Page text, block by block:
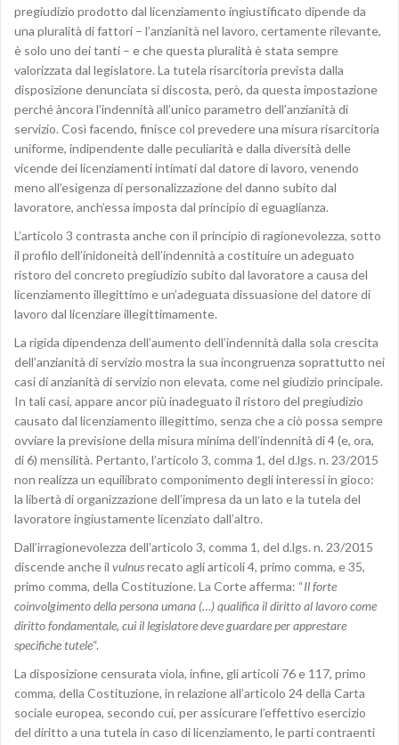
pregiudizio prodotto dal licenziamento ingiustificato dipende da
una pluralità di fattori – l’anzianità nel lavoro, certamente rilevante,
è solo uno dei tanti – e che questa pluralità è stata sempre
valorizzata dal legislatore. La tutela risarcitoria prevista dalla
disposizione denunciata si discosta, però, da questa impostazione
perché àncora l’indennità all’unico parametro dell’anzianità di
servizio. Così facendo, finisce col prevedere una misura risarcitoria
uniforme, indipendente dalle peculiarità e dalla diversità delle
vicende dei licenziamenti intimati dal datore di lavoro, venendo
meno all’esigenza di personalizzazione del danno subito dal
lavoratore, anch’essa imposta dal principio di eguaglianza.
L’articolo 3 contrasta anche con il principio di ragionevolezza, sotto
il profilo dell’inidoneità dell’indennità a costituire un adeguato
ristoro del concreto pregiudizio subito dal lavoratore a causa del
licenziamento illegittimo e un’adeguata dissuasione del datore di
lavoro dal licenziare illegittimamente.
La rigida dipendenza dell’aumento dell’indennità dalla sola crescita
dell’anzianità di servizio mostra la sua incongruenza soprattutto nei
casi di anzianità di servizio non elevata, come nel giudizio principale.
In tali casi, appare ancor più inadeguato il ristoro del pregiudizio
causato dal licenziamento illegittimo, senza che a ciò possa sempre
ovviare la previsione della misura minima dell’indennità di 4 (e, ora,
di 6) mensilità. Pertanto, l’articolo 3, comma 1, del d.lgs. n. 23/2015
non realizza un equilibrato componimento degli interessi in gioco:
la libertà di organizzazione dell’impresa da un lato e la tutela del
lavoratore ingiustamente licenziato dall’altro.
Dall’irragionevolezza dell’articolo 3, comma 1, del d.lgs. n. 23/2015
discende anche il vulnusrecato agli articoli 4, primo comma, e 35,
primo comma, della Costituzione. La Corte afferma: “Il forte
coinvolgimento della persona umana (…) qualifica il diritto al lavoro come
diritto fondamentale, cui il legislatore deve guardare per apprestare
specifiche tutele“.
La disposizione censurata viola, infine, gli articoli 76 e 117, primo
comma, della Costituzione, in relazione all’articolo 24 della Carta
sociale europea, secondo cui, per assicurare l’effettivo esercizio
del diritto a una tutela in caso di licenziamento, le parti contraenti